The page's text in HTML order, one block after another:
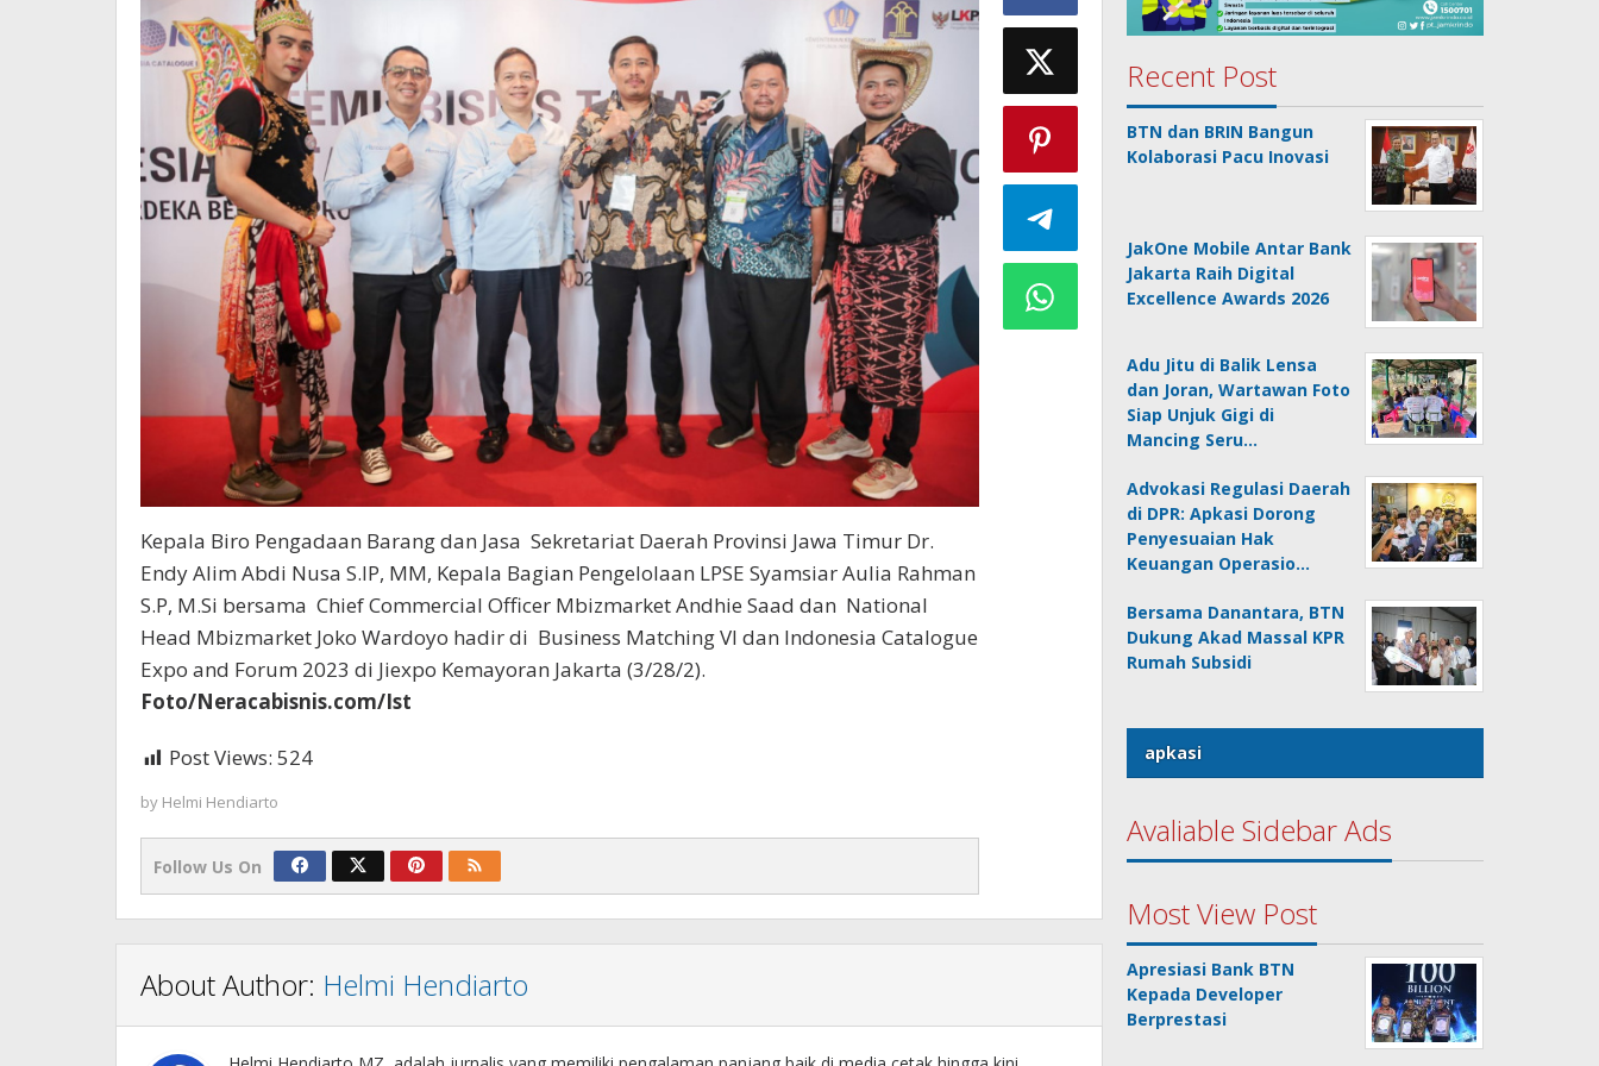
Kepala Biro Pengadaan Barang dan Jasa Sekretariat Daerah Provinsi Jawa Timur Dr.
Endy Alim Abdi Nusa S.IP, MM, Kepala Bagian Pengelolaan LPSE Syamsiar Aulia Rahman
S.P, M.Si bersama Chief Commercial Officer Mbizmarket Andhie Saad dan National
Head Mbizmarket Joko Wardoyo hadir di Business Matching VI dan Indonesia Catalogue
Expo and Forum 2023 di Jiexpo Kemayoran Jakarta (3/28/2).
Foto/Neracabisnis.com/Ist
Post Views: 524
by Helmi Hendiarto
Follow Us On
About Author: Helmi Hendiarto
Recent Post
BTN dan BRIN Bangun
Kolaborasi Pacu Inovasi
JakOne Mobile Antar Bank
Jakarta Raih Digital
Excellence Awards 2026
Adu Jitu di Balik Lensa
dan Joran, Wartawan Foto
Siap Unjuk Gigi di
Mancing Seru…
Advokasi Regulasi Daerah
di DPR: Apkasi Dorong
Penyesuaian Hak
Keuangan Operasio…
Bersama Danantara, BTN
Dukung Akad Massal KPR
Rumah Subsidi
apkasi
Avaliable Sidebar Ads
Most View Post
Apresiasi Bank BTN
Kepada Developer
Berprestasi